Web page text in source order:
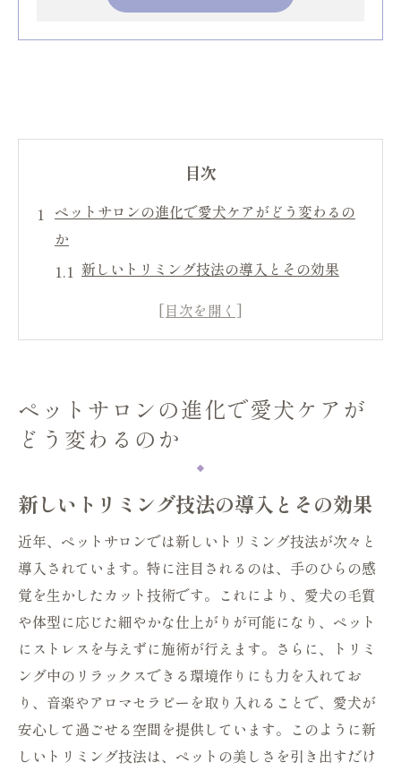
目次
ペットサロンの進化で愛犬ケアがどう変わるの
か
新しいトリミング技法の導入とその効果
個別ケアプランで愛犬に最適なサービスを
環境に優しいペットサロンの取り組み
飼い主とのコミュニケーションを深める
最新技術を採用した未来のペットサロンの魅力
AI技術が可能にする個別ケアの最適化
ロボティクスがサロン業務を支援する
オンライン予約と管理で便利さを追求
バイオテクノロジー活用の新しいケア法
最新設備で高品質なトリミングを実現
スマートフォンでのペットモニタリング
ペットサロンで得られる新しい健康管理の秘訣
定期的な健康チェックアップの重要性
食事と運動のバランスを整える方法
ペットサロンの進化で愛犬ケアが
どう変わるのか
新しいトリミング技法の導入とその効果
近年、ペットサロンでは新しいトリミング技法が次々と
導入されています。特に注目されるのは、手のひらの感
覚を生かしたカット技術です。これにより、愛犬の毛質
や体型に応じた細やかな仕上がりが可能になり、ペット
にストレスを与えずに施術が行えます。さらに、トリミ
ング中のリラックスできる環境作りにも力を入れてお
り、音楽やアロマセラピーを取り入れることで、愛犬が
安心して過ごせる空間を提供しています。このように新
しいトリミング技法は、ペットの美しさを引き出すだけ